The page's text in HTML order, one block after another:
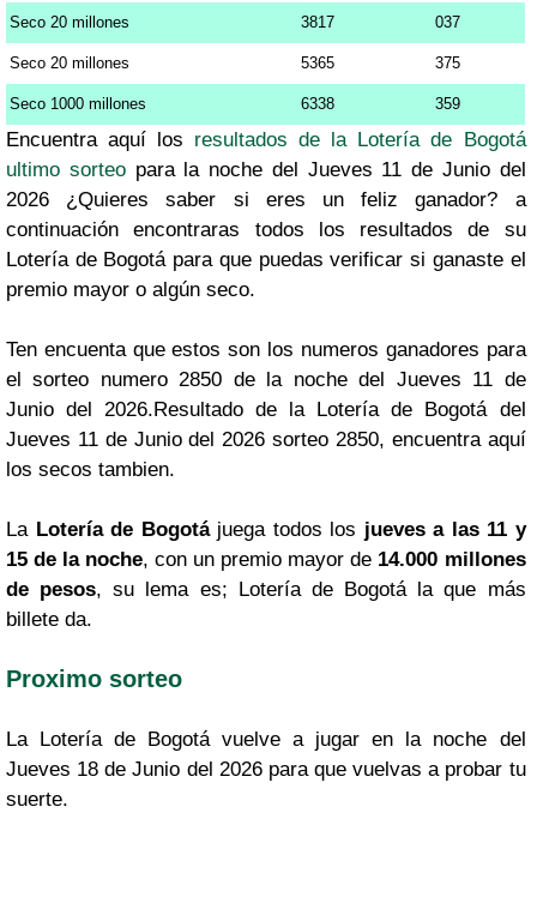
Seco 20 millones 3817 037
Seco 20 millones 5365 375
Seco 1000 millones 6338 359
Encuentra aquí los resultados de la Lotería de Bogotá
ultimo sorteopara la noche del Jueves 11 de Junio del
2026 ¿Quieres saber si eres un feliz ganador? a
continuación encontraras todos los resultados de su
Lotería de Bogotá para que puedas verificar si ganaste el
premio mayor o algún seco.
Ten encuenta que estos son los numeros ganadores para
el sorteo numero 2850 de la noche del Jueves 11 de
Junio del 2026.Resultado de la Lotería de Bogotá del
Jueves 11 de Junio del 2026 sorteo 2850, encuentra aquí
los secos tambien.
La Lotería de Bogotájuega todos los jueves a las 11 y
15 de la noche, con un premio mayor de 14.000 millones
de pesos, su lema es; Lotería de Bogotá la que más
billete da.
Proximo sorteo
La Lotería de Bogotá vuelve a jugar en la noche del
Jueves 18 de Junio del 2026 para que vuelvas a probar tu
suerte.